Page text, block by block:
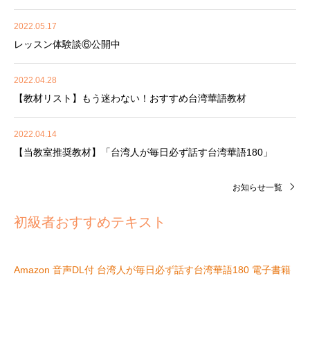
2022.05.17
レッスン体験談⑥公開中
2022.04.28
【教材リスト】もう迷わない！おすすめ台湾華語教材
2022.04.14
【当教室推奨教材】「台湾人が毎日必ず話す台湾華語180」
お知らせ一覧
初級者おすすめテキスト
Amazon 音声DL付 台湾人が毎日必ず話す台湾華語180 電子書籍